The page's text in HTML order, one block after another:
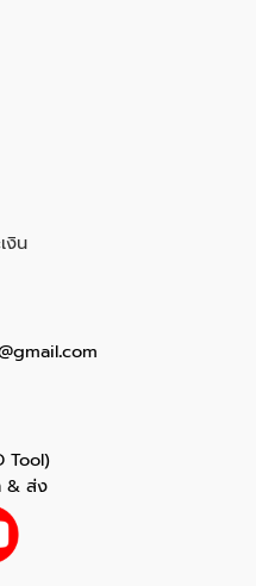
งิน
.com
Tool)
& ส่ง